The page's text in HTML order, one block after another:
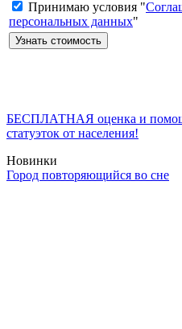
Принимаю условия "
персональных данных"
БЕСПЛАТНАЯ оценка и
статуэток от населения!
Новинки
Город повторяющийся во сне